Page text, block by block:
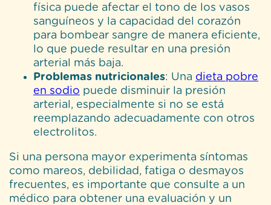
física puede afectar el tono de los vasos
sanguíneos y la capacidad del corazón
para bombear sangre de manera eficiente,
lo que puede resultar en una presión
arterial más baja.
Problemas nutricionales: Una dieta pobre
en sodio puede disminuir la presión
arterial, especialmente si no se está
reemplazando adecuadamente con otros
electrolitos.
Si una persona mayor experimenta síntomas
como mareos, debilidad, fatiga o desmayos
frecuentes, es importante que consulte a un
médico para obtener una evaluación y un